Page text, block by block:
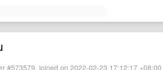
#573579, joined on 2022-02-23 17:12:17 +08:00